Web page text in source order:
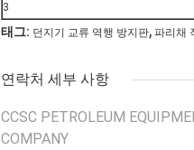
3
태그: 던지기 교류 역행 방지판, 파리채
연락처 세부 사항
CCSC PETROLEUM
COMPANY